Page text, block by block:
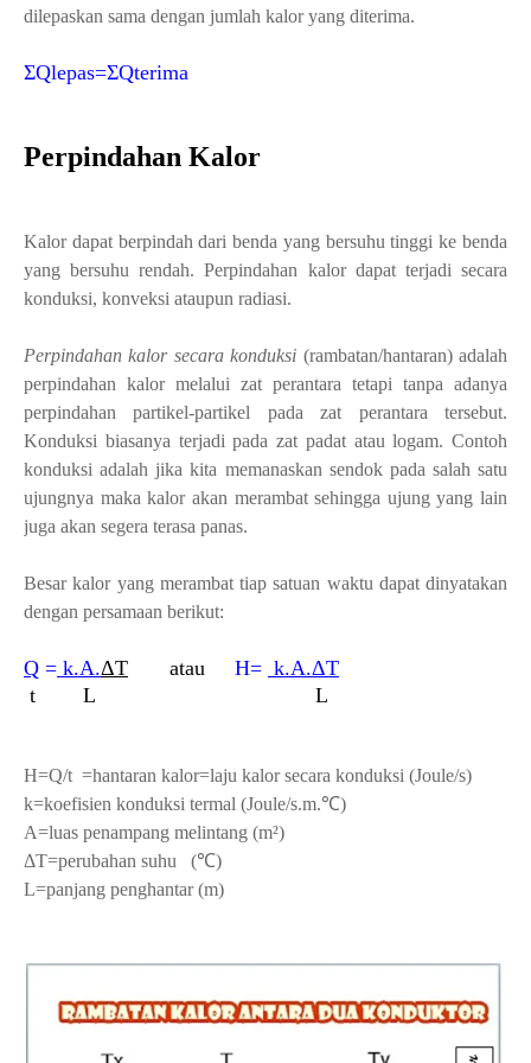
dilepaskan sama dengan jumlah kalor yang diterima.
ΣQlepas=ΣQterima
Perpindahan Kalor
Kalor dapat berpindah dari benda yang bersuhu tinggi ke benda
yang bersuhu rendah. Perpindahan kalor dapat terjadi secara
konduksi, konveksi ataupun radiasi.
Perpindahan kalor secara konduksi (rambatan/hantaran) adalah
perpindahan kalor melalui zat perantara tetapi tanpa adanya
perpindahan partikel-partikel pada zat perantara tersebut.
Konduksi biasanya terjadi pada zat padat atau logam. Contoh
konduksi adalah jika kita memanaskan sendok pada salah satu
ujungnya maka kalor akan merambat sehingga ujung yang lain
juga akan segera terasa panas.
Besar kalor yang merambat tiap satuan waktu dapat dinyatakan
dengan persamaan berikut:
Q = k.A.ΔT atau H= k.A.ΔT
t L L
H=Q/t =hantaran kalor=laju kalor secara konduksi (Joule/s)
k=koefisien konduksi termal (Joule/s.m.℃)
A=luas penampang melintang (m²)
ΔT=perubahan suhu
(℃)
L=panjang penghantar (m)